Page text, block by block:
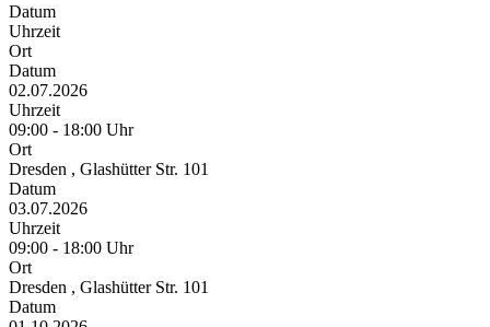
Datum
Uhrzeit
Ort
Datum
02.07.2026
Uhrzeit
09:00 - 18:00 Uhr
Ort
Dresden , Glashütter Str. 101
Datum
03.07.2026
Uhrzeit
09:00 - 18:00 Uhr
Ort
Dresden , Glashütter Str. 101
Datum